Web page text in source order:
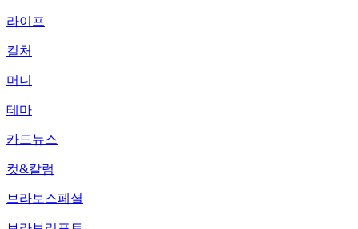
라이프
컬처
머니
테마
카드뉴스
컷&칼럼
브라보스페셜